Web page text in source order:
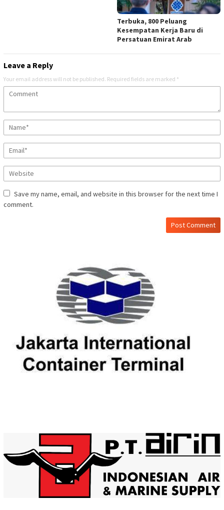
Terbuka, 800 Peluang
Kesempatan Kerja Baru di
Persatuan Emirat Arab
Leave a Reply
Your email address will not be published. Required fields are marked *
Save my name, email, and website in this browser for the next time I
comment.